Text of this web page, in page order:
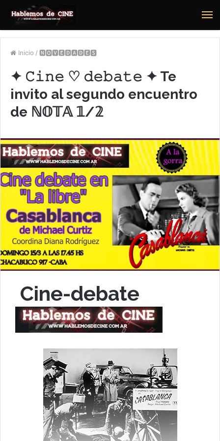
Inicio / 🅽🅾🆅🅴🅳🅰🅳🅴🆂
✦ 𝙲𝚒𝚗𝚎 ♡ 𝚍𝚎𝚋𝚊𝚝𝚎 ✦ Te
invito al segundo encuentro
de ℕ𝕆𝕋𝔸 𝟙/𝟚
Cine-debate